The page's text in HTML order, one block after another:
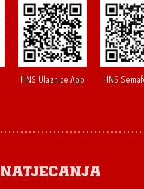
HNS Ulaznice App HNS
Natjecanja